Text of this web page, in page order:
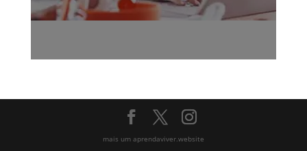
mais um aprendaviver.website